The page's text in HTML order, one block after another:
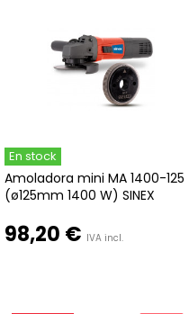
En stock
Amoladora mini MA 1400-125
(ø125mm 1400 W) SINEX
98,20 € IVA incl.